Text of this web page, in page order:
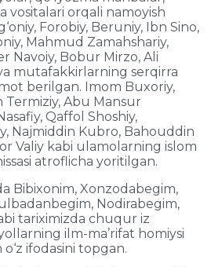
vositalari orqali namoyish
Forobiy, Beruniy, Ibn Sino,
Mahmud Zamahshariy,
Navoiy, Bobur Mirzo, Ali
mutafakkirlarning serqirra
berilgan. Imom Buxoriy,
Termiziy, Abu Mansur
Qaffol Shoshiy,
Najmiddin Kubro, Bahouddin
Valiy kabi ulamolarning islom
atroflicha yoritilgan.
Bibixonim, Xonzodabegim,
Nodirabegim,
tariximizda chuqur iz
ilm-ma’rifat homiysi
ifodasini topgan.